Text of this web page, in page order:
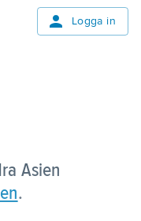
Logga in
Asien
.